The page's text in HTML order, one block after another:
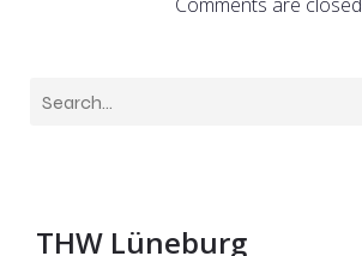
THW Lüneburg